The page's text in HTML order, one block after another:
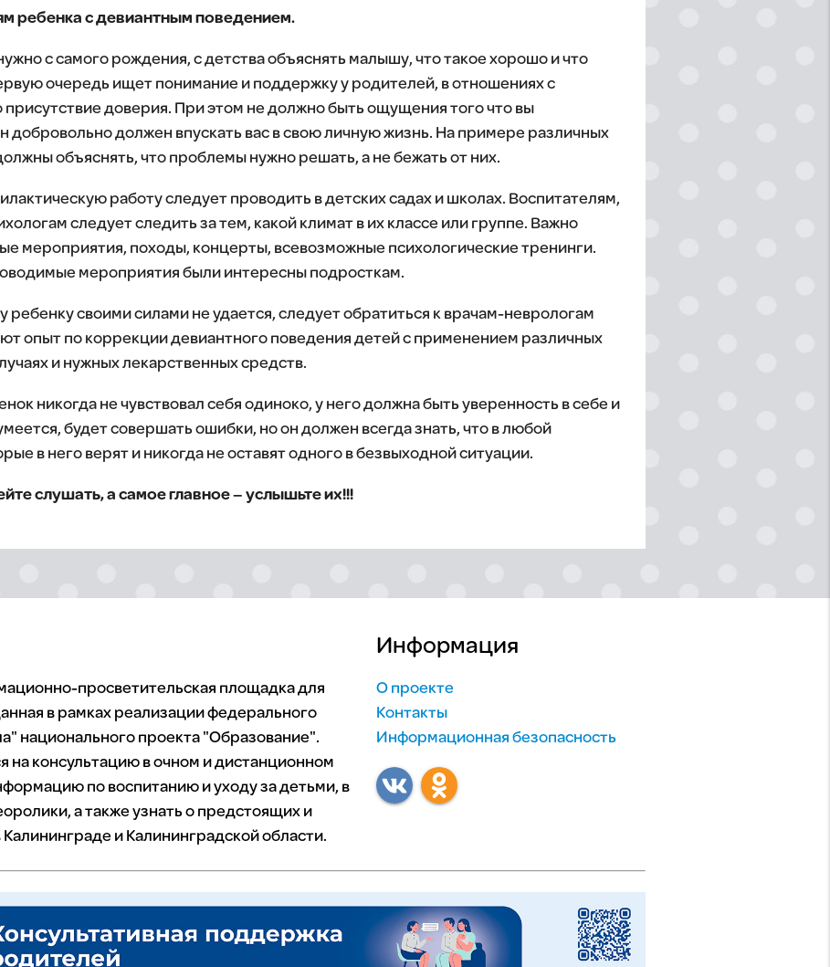
ребенка с девиантным поведением.
с самого рождения, с детства объяснять малышу, что такое хорошо и что
очередь ищет понимание и поддержку у родителей, в отношениях с
присутствие доверия. При этом не должно быть ощущения того что вы
добровольно должен впускать вас в свою личную жизнь. На примере различных
объяснять, что проблемы нужно решать, а не бежать от них.
работу следует проводить в детских садах и школах. Воспитателям,
следует следить за тем, какой климат в их классе или группе. Важно
мероприятия, походы, концерты, всевозможные психологические тренинги.
мероприятия были интересны подросткам.
ребенку своими силами не удается, следует обратиться к врачам-неврологам
опыт по коррекции девиантного поведения детей с применением различных
и нужных лекарственных средств.
никогда не чувствовал себя одиноко, у него должна быть уверенность в себе и
будет совершать ошибки, но он должен всегда знать, что в любой
в него верят и никогда не оставят одного в безвыходной ситуации.
слушать, а самое главное – услышьте их!!!
просветительская площадка для
в рамках реализации федерального
национального проекта "Образование".
на консультацию в очном и дистанционном
по воспитанию и уходу за детьми, в
а также узнать о предстоящих и
и Калининградской области.
Информация
О проекте
Контакты
Информационная безопасность